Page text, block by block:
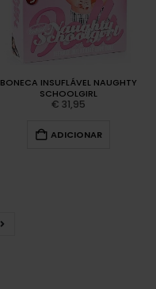
BONECA INSUFLÁVEL NAUGHTY
SCHOOLGIRL
€ 31,95
ADICIONAR